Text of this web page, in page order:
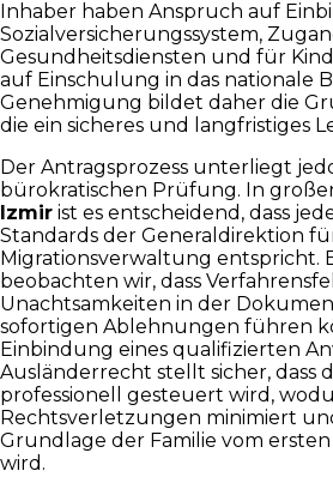
Inhaber haben Anspruch auf
Sozialversicherungssystem,
Gesundheitsdiensten und für
auf Einschulung in das nationale
Genehmigung bildet daher die
die ein sicheres und langfristiges
Der Antragsprozess unterliegt
bürokratischen Prüfung. In
Izmir ist es entscheidend, dass
Standards der Generaldirektion
Migrationsverwaltung entspricht.
beobachten wir, dass
Unachtsamkeiten in der
sofortigen Ablehnungen führen
Einbindung eines qualifizierten
Ausländerrecht stellt sicher, dass
professionell gesteuert wird,
Rechtsverletzungen minimiert
Grundlage der Familie vom
wird.